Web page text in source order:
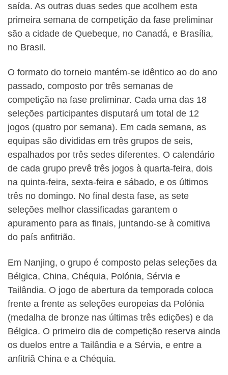
saída. As outras duas sedes que acolhem esta
primeira semana de competição da fase preliminar
são a cidade de Quebeque, no Canadá, e Brasília,
no Brasil.
O formato do torneio mantém-se idêntico ao do ano
passado, composto por três semanas de
competição na fase preliminar. Cada uma das 18
seleções participantes disputará um total de 12
jogos (quatro por semana). Em cada semana, as
equipas são divididas em três grupos de seis,
espalhados por três sedes diferentes. O calendário
de cada grupo prevê três jogos à quarta-feira, dois
na quinta-feira, sexta-feira e sábado, e os últimos
três no domingo. No final desta fase, as sete
seleções melhor classificadas garantem o
apuramento para as finais, juntando-se à comitiva
do país anfitrião.
Em Nanjing, o grupo é composto pelas seleções da
Bélgica, China, Chéquia, Polónia, Sérvia e
Tailândia. O jogo de abertura da temporada coloca
frente a frente as seleções europeias da Polónia
(medalha de bronze nas últimas três edições) e da
Bélgica. O primeiro dia de competição reserva ainda
os duelos entre a Tailândia e a Sérvia, e entre a
anfitriã China e a Chéquia.